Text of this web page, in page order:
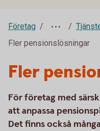
Företag
Fler pensionslösningar
Fler
För företag med
att anpassa
Det finns också